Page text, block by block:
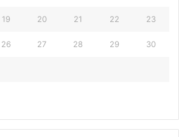
19 20 21 22 23
26 27 28 29 30